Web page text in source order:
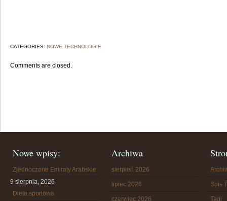
CATEGORIES: NOWE TECHNOLOGIE
Comments are closed.
Nowe wpisy:
Zjednoczone Emiraty Arabskie
9 sierpnia, 2026
Dieta sportowa
Archiwa
sierpień 2026
lipiec 2026
czerwiec 2026
Spis
Tagi